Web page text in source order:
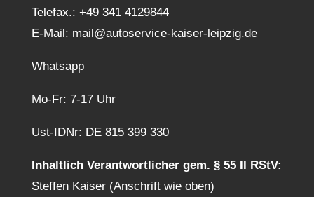
Telefax.: +49 341 4129844
E-Mail: mail@autoservice-kaiser-leipzig.de
Whatsapp
Mo-Fr: 7-17 Uhr
Ust-IDNr: DE 815 399 330
Inhaltlich Verantwortlicher gem. § 55 II RStV:
Steffen Kaiser (Anschrift wie oben)